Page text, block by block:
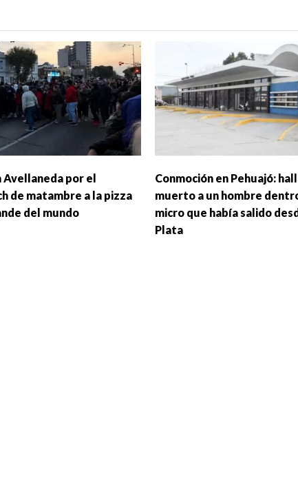
Avellaneda por el
de matambre a la pizza
del mundo
Conmoción en Pehuajó:
muerto a un hombre
micro que había salido
Plata